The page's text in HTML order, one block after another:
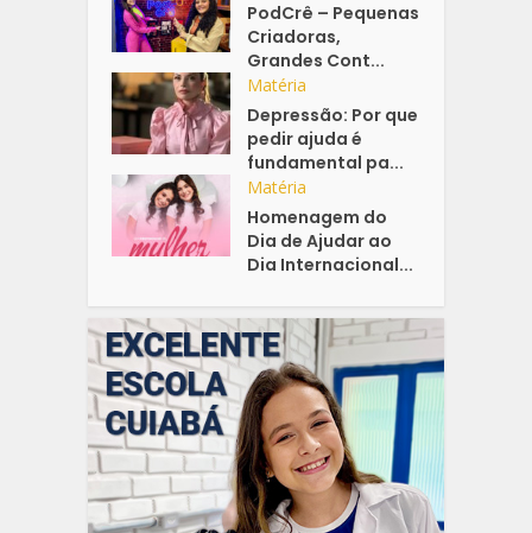
PodCrê – Pequenas
Criadoras,
Grandes Cont...
Matéria
Depressão: Por que
pedir ajuda é
fundamental pa...
Matéria
Homenagem do
Dia de Ajudar ao
Dia Internacional...